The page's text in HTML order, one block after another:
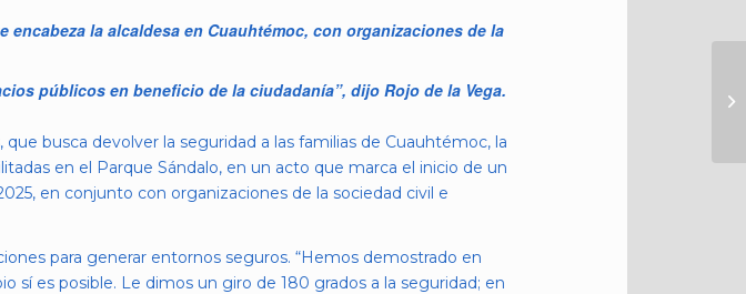
la alcaldesa en Cuauhtémoc, con organizaciones de la
públicos en beneficio de la ciudadanía”, dijo Rojo de la Vega.
busca devolver la seguridad a las familias de Cuauhtémoc, la
en el Parque Sándalo, en un acto que marca el inicio de un
en conjunto con organizaciones de la sociedad civil e
para generar entornos seguros. “Hemos demostrado en
sí es posible. Le dimos un giro de 180 grados a la seguridad; en